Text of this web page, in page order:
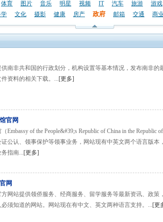
体育 图片 音乐 明星 视频 IT 汽车 旅游 游戏
文化 摄影 健康 房产 政府 邮箱 交通 商业
南非共和国的行政划分，机构设置等基本情况，发布南非的
资料的相关下载。...[更多]
官网
Embassy of the People&#39;s Republic of China in the Republic
公认、领事保护等领事业务，网站现有中英文两个语言版本
指南...[更多]
网
网站提供领侨服务、经商服务、留学服务等最新资讯、政策
须知道的网站。网站现在有中文、英文两种语言支持。...[更